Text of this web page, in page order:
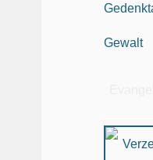
Gewalt